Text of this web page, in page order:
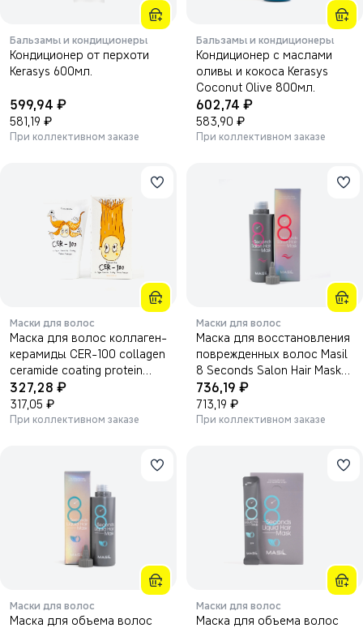
Бальзамы и кондиционеры
Кондиционер от перхоти
Kerasys 600мл.
599,94 ₽
581,19 ₽
При коллективном заказе
Бальзамы и кондиционеры
Кондиционер с маслами
оливы и кокоса Kerasys
Coconut Olive 800мл.
602,74 ₽
583,90 ₽
При коллективном заказе
Маски для волос
Маска для волос коллаген-
керамиды CER-100 collagen
ceramide coating protein
treatment 100мл.
327,28 ₽
317,05 ₽
При коллективном заказе
Маски для волос
Маска для восстановления
поврежденных волос Masil
8 Seconds Salon Hair Mask
200мл.
736,19 ₽
713,19 ₽
При коллективном заказе
Маски для волос
Маска для объема волос
Маски для волос
Маска для объема волос